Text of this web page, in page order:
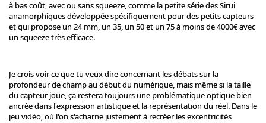
à bas coût, avec ou sans squeeze, comme la petite série des Sirui
anamorphiques développée spécifiquement pour des petits capteurs
et qui propose un 24 mm, un 35, un 50 et un 75 à moins de 4000€ avec
un squeeze très efficace.
Je crois voir ce que tu veux dire concernant les débats sur la
profondeur de champ au début du numérique, mais même si la taille
du capteur joue, ça restera toujours une problématique optique bien
ancrée dans l'expression artistique et la représentation du réel. Dans le
jeu vidéo, où l'on s'acharne justement à recréer les excentricités